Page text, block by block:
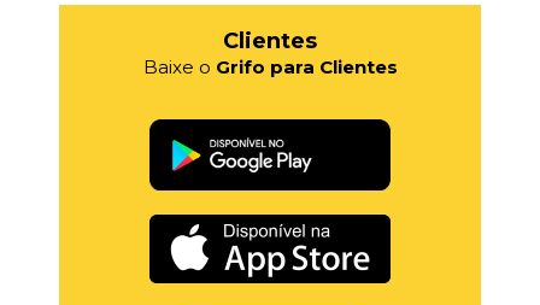
Clientes
Baixe o Grifo para Clientes